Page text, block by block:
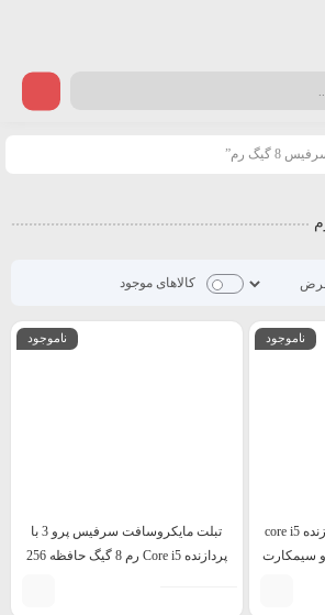
رم”
کالاهای موجود
ناموجود
تبلت سرفیس پرو 8 با پردازنده core i5
256 گیگ و سیمکارت
ناموجود
تبلت مایکروسافت سرفیس پرو 3 با
پردازنده Core i5 رم 8 گیگ حافظه 256